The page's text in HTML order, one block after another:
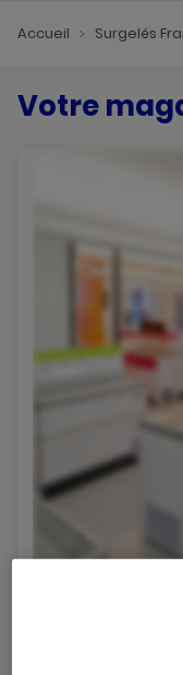
Accueil Surgelés
Votre